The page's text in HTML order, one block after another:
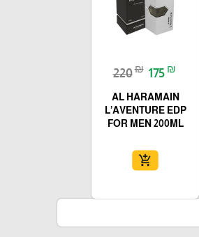
220₪ 175 ₪
AL HARAMAIN
L’AVENTURE EDP
FOR MEN 200ML
add_shopping_cart